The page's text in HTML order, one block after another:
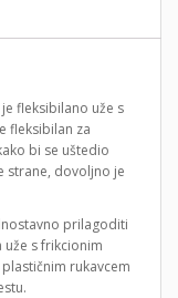
fleksibilano uže s
fleksibilan za
bi se uštedio
strane, dovoljno je
prilagoditi
s frikcionim
rukavcem